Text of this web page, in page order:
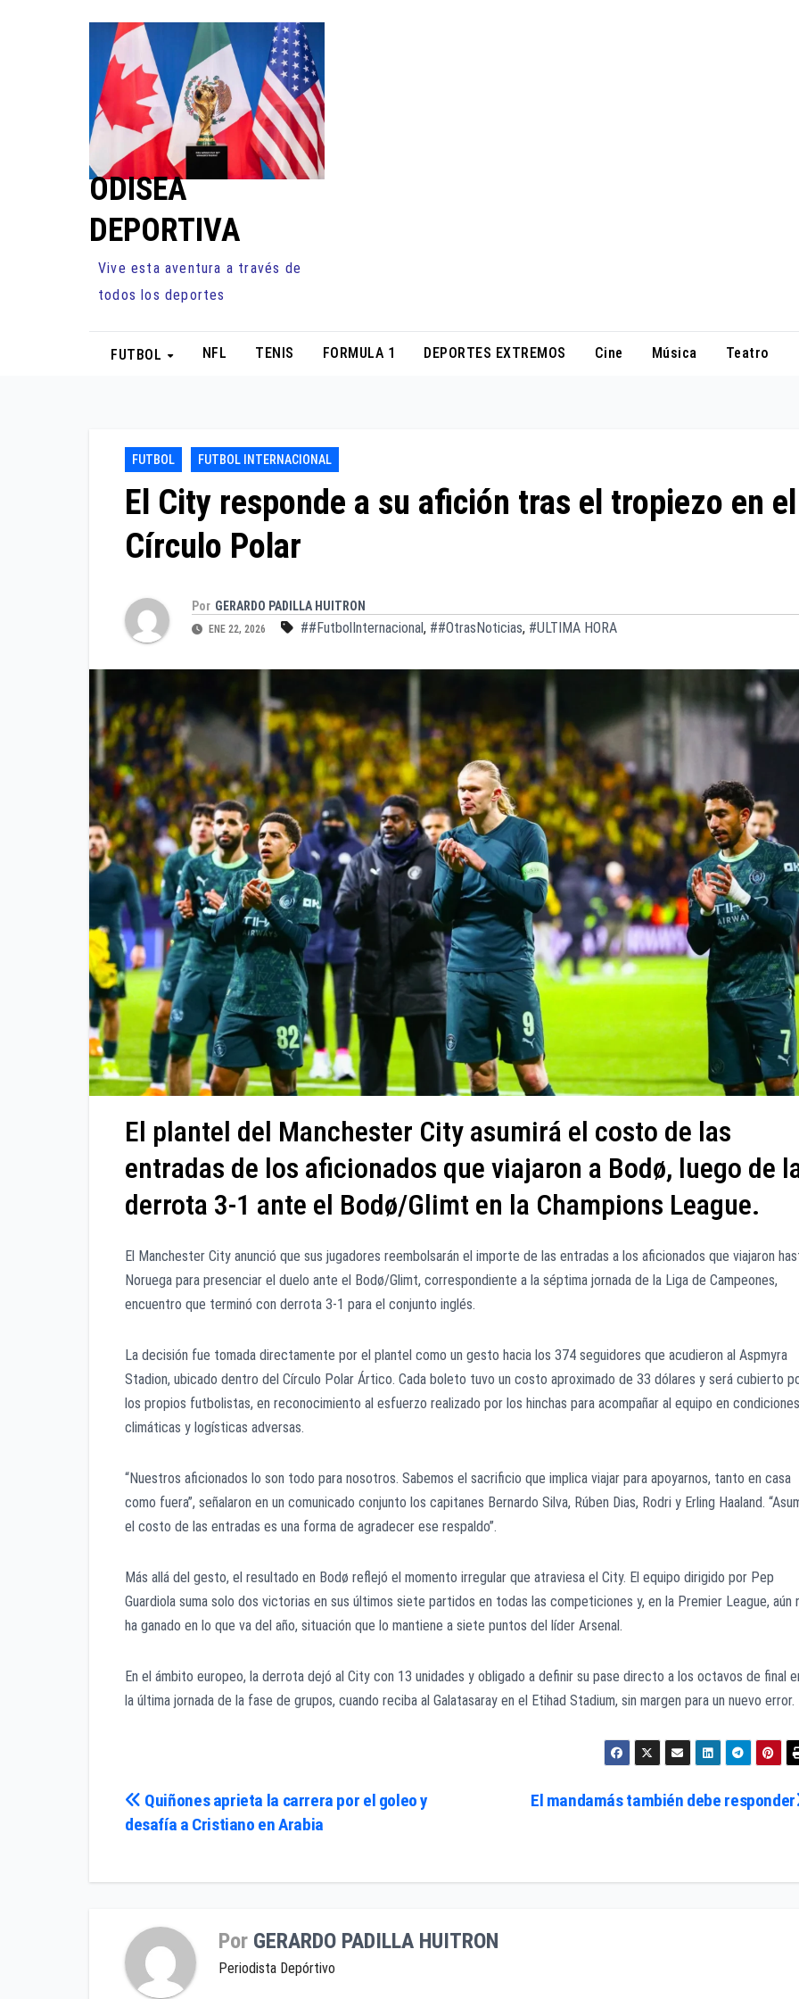
ODISEA
DEPORTIVA
Vive esta aventura a través de
todos los deportes
FUTBOL NFL TENIS FORMULA 1 DEPORTES EXTREMOS Cine Música Teatro
FUTBOL FUTBOL INTERNACIONAL
El City responde a su afición tras el tropiezo en el
Círculo Polar
Por GERARDO PADILLA HUITRON
ENE 22, 2026 ##FutbolInternacional, ##OtrasNoticias, #ULTIMA HORA
El plantel del Manchester City asumirá el costo de las
entradas de los aficionados que viajaron a Bodø, luego de
derrota 3-1 ante el Bodø/Glimt en la Champions League.
El Manchester City anunció que sus jugadores reembolsarán el importe de las entradas a los aficionados que viajaron
Noruega para presenciar el duelo ante el Bodø/Glimt, correspondiente a la séptima jornada de la Liga de Campeones,
encuentro que terminó con derrota 3-1 para el conjunto inglés.
La decisión fue tomada directamente por el plantel como un gesto hacia los 374 seguidores que acudieron al Aspmyra
Stadion, ubicado dentro del Círculo Polar Ártico. Cada boleto tuvo un costo aproximado de 33 dólares y será cubierto
los propios futbolistas, en reconocimiento al esfuerzo realizado por los hinchas para acompañar al equipo en condiciones
climáticas y logísticas adversas.
“Nuestros aficionados lo son todo para nosotros. Sabemos el sacrificio que implica viajar para apoyarnos, tanto en casa
como fuera”, señalaron en un comunicado conjunto los capitanes Bernardo Silva, Rúben Dias, Rodri y Erling Haaland.
el costo de las entradas es una forma de agradecer ese respaldo”.
Más allá del gesto, el resultado en Bodø reflejó el momento irregular que atraviesa el City. El equipo dirigido por Pep
Guardiola suma solo dos victorias en sus últimos siete partidos en todas las competiciones y, en la Premier League, aún
ha ganado en lo que va del año, situación que lo mantiene a siete puntos del líder Arsenal.
En el ámbito europeo, la derrota dejó al City con 13 unidades y obligado a definir su pase directo a los octavos de final
la última jornada de la fase de grupos, cuando reciba al Galatasaray en el Etihad Stadium, sin margen para un nuevo error.
Navegación
entradas
El mandamás también debe responder
Quiñones aprieta la carrera por el goleo y
desafía a Cristiano en Arabia
Por GERARDO PADILLA HUITRON
Periodista Depórtivo